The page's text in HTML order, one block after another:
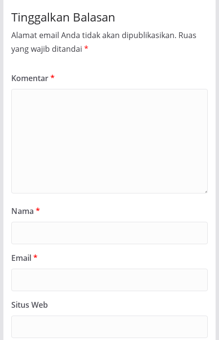
Tinggalkan Balasan
Alamat email Anda tidak akan dipublikasikan. Ruas
yang wajib ditandai *
Komentar*
Nama *
Email*
Situs Web